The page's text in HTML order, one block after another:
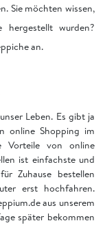
Sie möchten wissen,
hergestellt wurden?
an.
Leben. Es gibt ja
online Shopping im
Vorteile von online
ist einfachste und
Zuhause bestellen
erst hochfahren.
aus unserem
später bekommen